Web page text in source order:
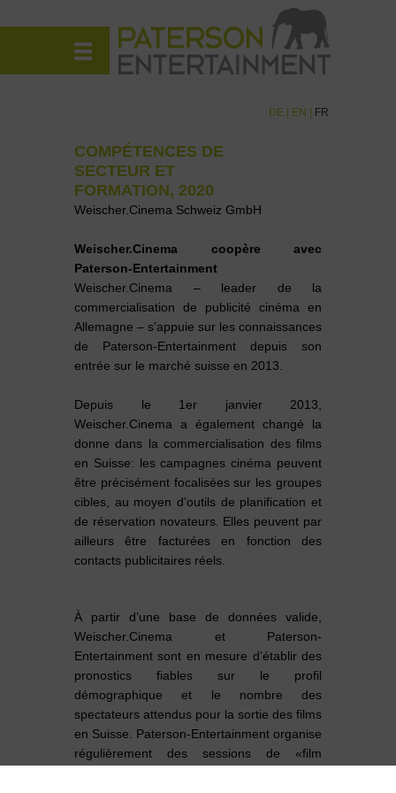
DE EN FR
COMPÉTENCES DE
SECTEUR ET
FORMATION, 2020
Weischer.Cinema Schweiz GmbH
Weischer.Cinema coopère avec
Paterson-Entertainment
Weischer.Cinema – leader de la
commercialisation de publicité cinéma en
Allemagne – s’appuie sur les connaissances
de Paterson-Entertainment depuis son
entrée sur le marché suisse en 2013.
Depuis le 1er janvier 2013,
Weischer.Cinema a également changé la
donne dans la commercialisation des films
en Suisse: les campagnes cinéma peuvent
être précisément focalisées sur les groupes
cibles, au moyen d’outils de planification et
de réservation novateurs. Elles peuvent par
ailleurs être facturées en fonction des
contacts publicitaires réels.
À partir d’une base de données valide,
Weischer.Cinema et Paterson-
Entertainment sont en mesure d’établir des
pronostics fiables sur le profil
démographique et le nombre des
spectateurs attendus pour la sortie des films
en Suisse. Paterson-Entertainment organise
régulièrement des sessions de «film